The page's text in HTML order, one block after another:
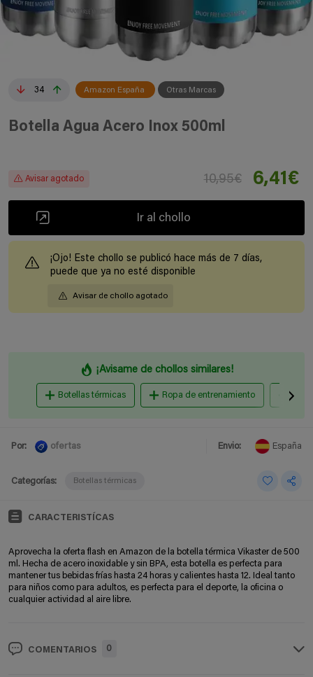
34 Amazon España Otras Marcas
Botella Agua Acero Inox 500ml
Avisar agotado 10,95€ 6,41€
Ir al chollo
¡Ojo! Este chollo se publicó hace más de 7 días,
puede que ya no esté disponible
Avisar de chollo agotado
¡Avisame de chollos similares!
Botellas térmicas Ropa de entrenamiento
Por: ofertas Envio: España
Categorías: Botellas térmicas
CARACTERISTÍCAS
Aprovecha la oferta flash en Amazon de la botella térmica Vikaster de 500
ml. Hecha de acero inoxidable y sin BPA, esta botella es perfecta para
mantener tus bebidas frías hasta 24 horas y calientes hasta 12. Ideal tanto
para niños como para adultos, es perfecta para el deporte, la oficina o
cualquier actividad al aire libre.
COMENTARIOS 0